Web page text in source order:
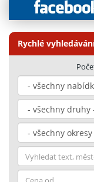
Rychlé